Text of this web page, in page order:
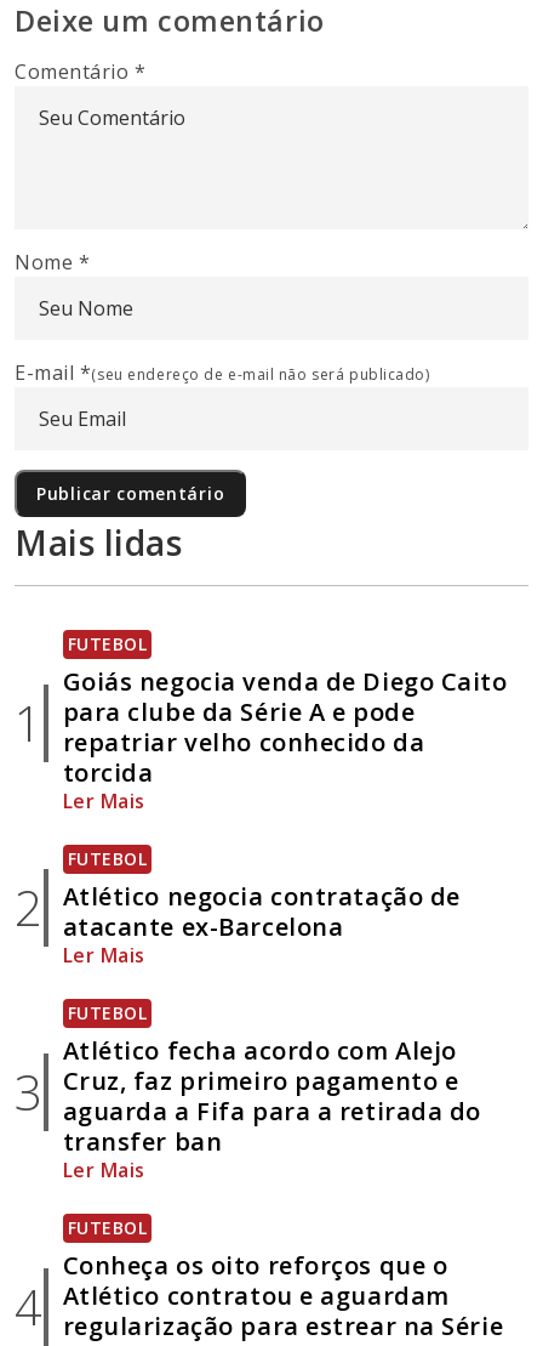
Deixe um comentário
Comentário*
Nome *
E-mail *(seu endereço de e-mail não será publicado)
Mais lidas
1
FUTEBOL
Goiás negocia venda de Diego Caito
para clube da Série A e pode
repatriar velho conhecido da
torcida
Ler Mais
2
FUTEBOL
Atlético negocia contratação de
atacante ex-Barcelona
Ler Mais
3
FUTEBOL
Atlético fecha acordo com Alejo
Cruz, faz primeiro pagamento e
aguarda a Fifa para a retirada do
transfer ban
Ler Mais
4
FUTEBOL
Conheça os oito reforços que o
Atlético contratou e aguardam
regularização para estrear na Série